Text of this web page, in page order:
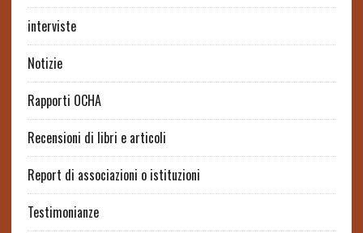
interviste
Notizie
Rapporti OCHA
Recensioni di libri e articoli
Report di associazioni o istituzioni
Testimonianze